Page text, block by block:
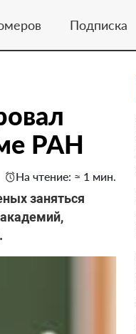
Подписка
РАН
На чтение: ≈ 1 мин.
заняться